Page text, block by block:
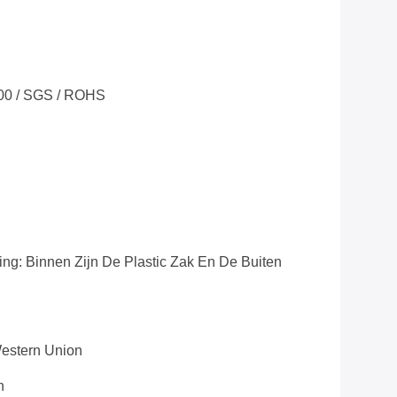
/ SGS / ROHS
Binnen Zijn De Plastic Zak En De Buiten
Union